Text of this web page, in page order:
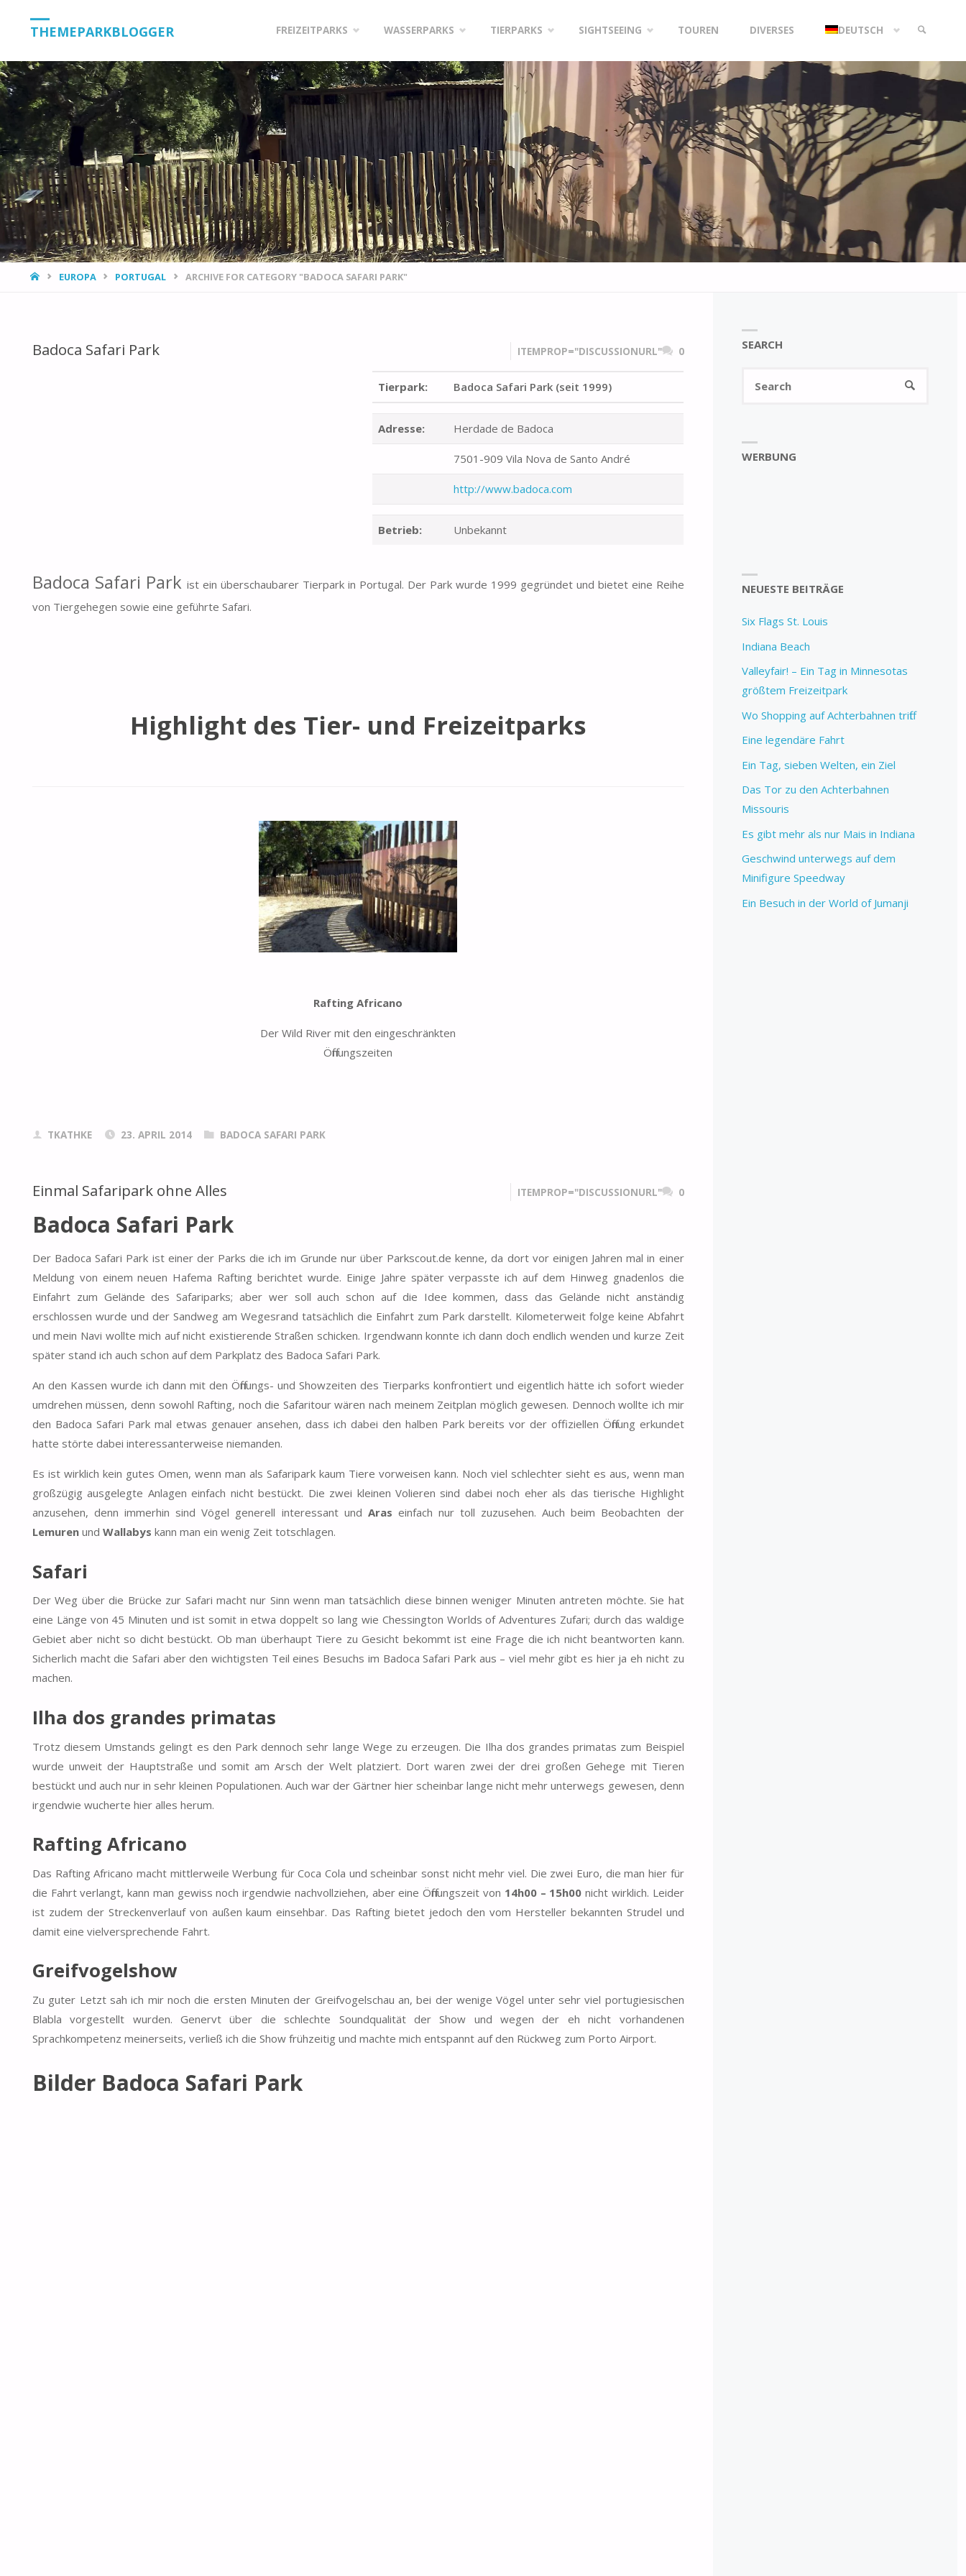
THEMEPARKBLOGGER
content
FREIZEITPARKS WASSERPARKS TIERPARKS SIGHTSEEING TOUREN DIVERSES DEUTSCH
SEARCH
HOMEEUROPA PORTUGAL ARCHIVE FOR CATEGORY "BADOCA SAFARI PARK"
Badoca Safari Park ITEMPROP="DISCUSSIONURL" 0
Tierpark: Badoca Safari Park (seit 1999)
Adresse: Herdade de Badoca
7501-909 Vila Nova de Santo André
http://www.badoca.com
Betrieb: Unbekannt
Badoca Safari Park ist ein überschaubarer Tierpark in Portugal. Der Park wurde 1999 gegründet und bietet eine Reihe
von Tiergehegen sowie eine geführte Safari.
Highlight des Tier- und Freizeitparks
Rafting Africano
Der Wild River mit den eingeschränkten
Öffnungszeiten
TKATHKE 23. APRIL 2014 BADOCA SAFARI PARK
Einmal Safaripark ohne Alles ITEMPROP="DISCUSSIONURL" 0
Badoca Safari Park
Der Badoca Safari Park ist einer der Parks die ich im Grunde nur über Parkscout.de kenne, da dort vor einigen Jahren mal in einer
Meldung von einem neuen Hafema Rafting berichtet wurde. Einige Jahre später verpasste ich auf dem Hinweg gnadenlos die
Einfahrt zum Gelände des Safariparks; aber wer soll auch schon auf die Idee kommen, dass das Gelände nicht anständig
erschlossen wurde und der Sandweg am Wegesrand tatsächlich die Einfahrt zum Park darstellt. Kilometerweit folge keine Abfahrt
und mein Navi wollte mich auf nicht existierende Straßen schicken. Irgendwann konnte ich dann doch endlich wenden und kurze Zeit
später stand ich auch schon auf dem Parkplatz des Badoca Safari Park.
An den Kassen wurde ich dann mit den Öffnungs- und Showzeiten des Tierparks konfrontiert und eigentlich hätte ich sofort wieder
umdrehen müssen, denn sowohl Rafting, noch die Safaritour wären nach meinem Zeitplan möglich gewesen. Dennoch wollte ich mir
den Badoca Safari Park mal etwas genauer ansehen, dass ich dabei den halben Park bereits vor der offiziellen Öffnung erkundet
hatte störte dabei interessanterweise niemanden.
Es ist wirklich kein gutes Omen, wenn man als Safaripark kaum Tiere vorweisen kann. Noch viel schlechter sieht es aus, wenn man
großzügig ausgelegte Anlagen einfach nicht bestückt. Die zwei kleinen Volieren sind dabei noch eher als das tierische Highlight
anzusehen, denn immerhin sind Vögel generell interessant und Aras einfach nur toll zuzusehen. Auch beim Beobachten der
Lemurenund Wallabys kann man ein wenig Zeit totschlagen.
Safari
Der Weg über die Brücke zur Safari macht nur Sinn wenn man tatsächlich diese binnen weniger Minuten antreten möchte. Sie hat
eine Länge von 45 Minuten und ist somit in etwa doppelt so lang wie Chessington Worlds of Adventures Zufari; durch das waldige
Gebiet aber nicht so dicht bestückt. Ob man überhaupt Tiere zu Gesicht bekommt ist eine Frage die ich nicht beantworten kann.
Sicherlich macht die Safari aber den wichtigsten Teil eines Besuchs im Badoca Safari Park aus – viel mehr gibt es hier ja eh nicht zu
machen.
Ilha dos grandes primatas
Trotz diesem Umstands gelingt es den Park dennoch sehr lange Wege zu erzeugen. Die Ilha dos grandes primatas zum Beispiel
wurde unweit der Hauptstraße und somit am Arsch der Welt platziert. Dort waren zwei der drei großen Gehege mit Tieren
bestückt und auch nur in sehr kleinen Populationen. Auch war der Gärtner hier scheinbar lange nicht mehr unterwegs gewesen, denn
irgendwie wucherte hier alles herum.
Rafting Africano
Das Rafting Africano macht mittlerweile Werbung für Coca Cola und scheinbar sonst nicht mehr viel. Die zwei Euro, die man hier für
die Fahrt verlangt, kann man gewiss noch irgendwie nachvollziehen, aber eine Öffnungszeit von 14h00 – 15h00 nicht wirklich. Leider
ist zudem der Streckenverlauf von außen kaum einsehbar. Das Rafting bietet jedoch den vom Hersteller bekannten Strudel und
damit eine vielversprechende Fahrt.
Greifvogelshow
Zu guter Letzt sah ich mir noch die ersten Minuten der Greifvogelschau an, bei der wenige Vögel unter sehr viel portugiesischen
Blabla vorgestellt wurden. Genervt über die schlechte Soundqualität der Show und wegen der eh nicht vorhandenen
Sprachkompetenz meinerseits, verließ ich die Show frühzeitig und machte mich entspannt auf den Rückweg zum Porto Airport.
Bilder Badoca Safari Park
SEARCH
SEARCH
WERBUNG
NEUESTE BEITRÄGE
Six Flags St. Louis
Indiana Beach
Valleyfair! – Ein Tag in Minnesotas
größtem Freizeitpark
Wo Shopping auf Achterbahnen trifft
Eine legendäre Fahrt
Ein Tag, sieben Welten, ein Ziel
Das Tor zu den Achterbahnen
Missouris
Es gibt mehr als nur Mais in Indiana
Geschwind unterwegs auf dem
Minifigure Speedway
Ein Besuch in der World of Jumanji